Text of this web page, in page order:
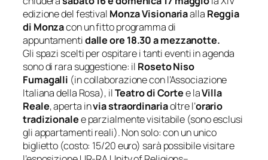
edizione del festival Monza Visionariaalla Reggia
di Monzacon un fitto programma di
appuntamentidalle ore 18.30 a mezzanotte.
Gli spazi scelti per ospitare i tanti eventi in agenda
sono di rara suggestione: il Roseto Niso
Fumagalli (in collaborazione con l’Associazione
Italiana della Rosa), ilTeatro di Cortee laVilla
Reale, aperta invia straordinariaoltre l’orario
tradizionalee parzialmente visitabile (sono esclusi
gli appartamenti reali). Non solo: con un unico
biglietto (costo: 15/20 euro) sarà possibile visitare